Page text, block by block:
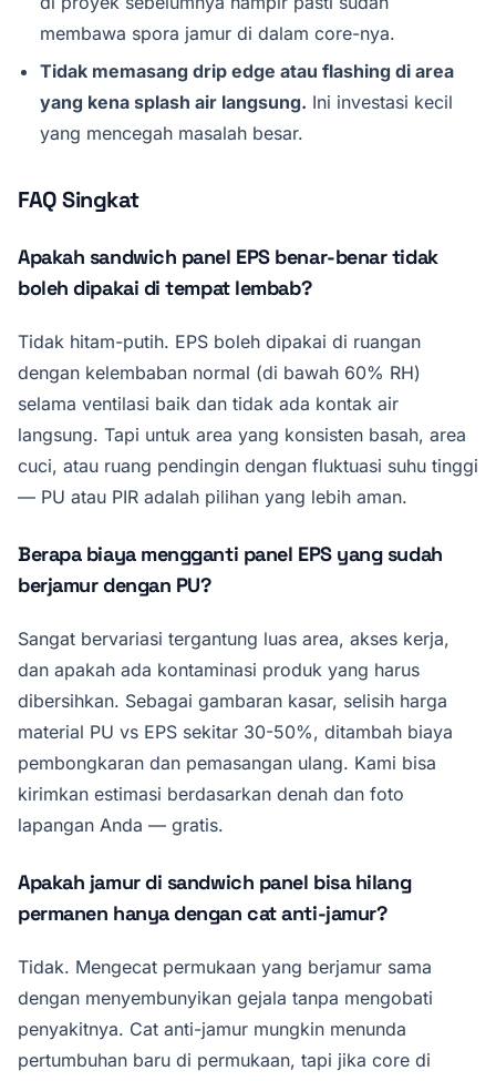
membawa spora jamur di dalam core-nya.
Tidak memasang drip edge atau flashing di area
yang kena splash air langsung. Ini investasi kecil
yang mencegah masalah besar.
FAQ Singkat
Apakah sandwich panel EPS benar-benar tidak
boleh dipakai di tempat lembab?
Tidak hitam-putih. EPS boleh dipakai di ruangan
dengan kelembaban normal (di bawah 60% RH)
selama ventilasi baik dan tidak ada kontak air
langsung. Tapi untuk area yang konsisten basah, area
cuci, atau ruang pendingin dengan fluktuasi suhu tinggi
— PU atau PIR adalah pilihan yang lebih aman.
Berapa biaya mengganti panel EPS yang sudah
berjamur dengan PU?
Sangat bervariasi tergantung luas area, akses kerja,
dan apakah ada kontaminasi produk yang harus
dibersihkan. Sebagai gambaran kasar, selisih harga
material PU vs EPS sekitar 30-50%, ditambah biaya
pembongkaran dan pemasangan ulang. Kami bisa
kirimkan estimasi berdasarkan denah dan foto
lapangan Anda — gratis.
Apakah jamur di sandwich panel bisa hilang
permanen hanya dengan cat anti-jamur?
Tidak. Mengecat permukaan yang berjamur sama
dengan menyembunyikan gejala tanpa mengobati
penyakitnya. Cat anti-jamur mungkin menunda
pertumbuhan baru di permukaan, tapi jika core di